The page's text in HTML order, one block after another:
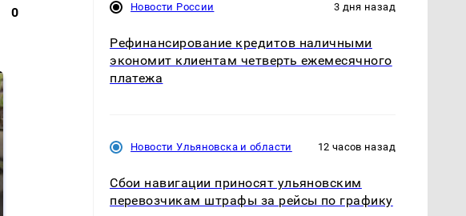
0 Новости России 3 дня назад
Рефинансирование кредитов наличными
экономит клиентам четверть ежемесячного
платежа
Новости Ульяновска и области 12 часов назад
Сбои навигации приносят ульяновским
перевозчикам штрафы за рейсы по графику